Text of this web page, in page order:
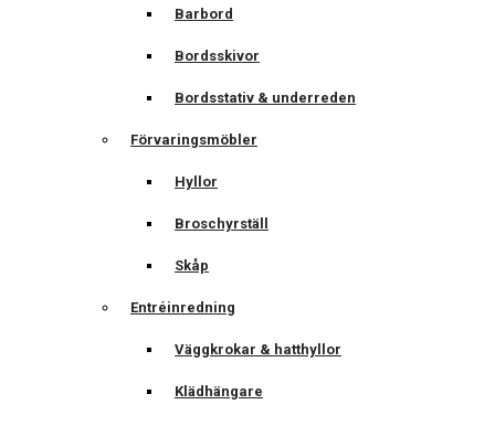
Barbord
Bordsskivor
Bordsstativ & underreden
Förvaringsmöbler
Hyllor
Broschyrställ
Skåp
Entréinredning
Väggkrokar & hatthyllor
Klädhängare